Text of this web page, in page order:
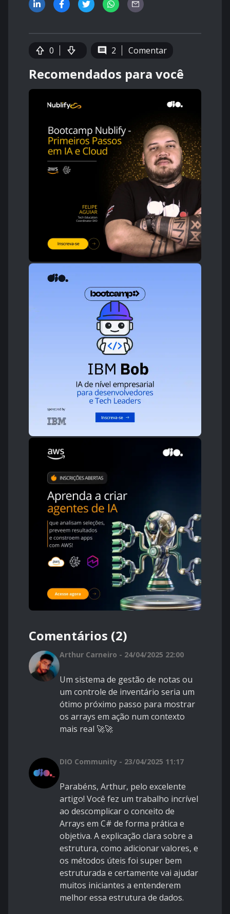
0 2 Comentar
Recomendados para você
Comentários (2)
Arthur Carneiro - 24/04/2025 22:00
Um sistema de gestão de notas ou
um controle de inventário seria um
ótimo próximo passo para mostrar
os arrays em ação num contexto
mais real 🚀🚀
DIO Community - 23/04/2025 11:17
Parabéns, Arthur, pelo excelente
artigo! Você fez um trabalho incrível
ao descomplicar o conceito de
Arrays em C# de forma prática e
objetiva. A explicação clara sobre a
estrutura, como adicionar valores, e
os métodos úteis foi super bem
estruturada e certamente vai ajudar
muitos iniciantes a entenderem
melhor essa estrutura de dados.